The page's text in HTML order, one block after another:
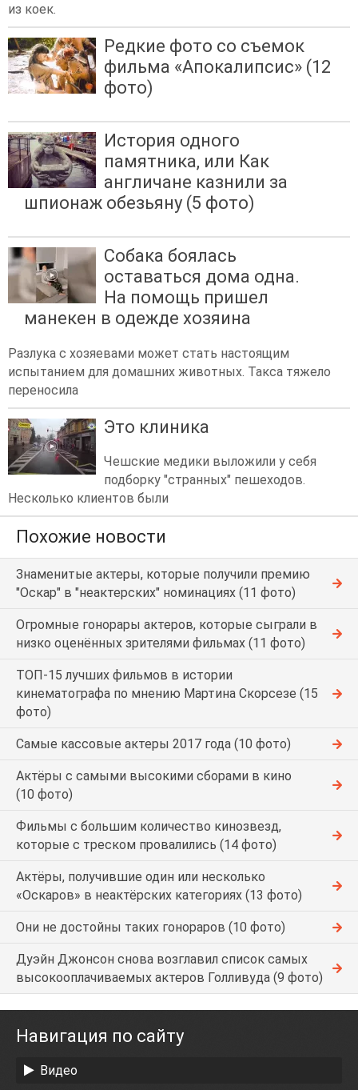
из коек.
Редкие фото со съемок
фильма «Апокалипсис» (12
фото)
История одного
памятника, или Как
англичане казнили за
шпионаж обезьяну (5 фото)
Собака боялась
оставаться дома одна.
На помощь пришел
манекен в одежде хозяина
Разлука с хозяевами может стать настоящим
испытанием для домашних животных. Такса тяжело
переносила
Это клиника
Чешские медики выложили у себя
подборку "странных" пешеходов.
Несколько клиентов были
Похожие новости
Знаменитые актеры, которые получили премию
"Оскар" в "неактерских" номинациях (11 фото)
Огромные гонорары актеров, которые сыграли в
низко оценённых зрителями фильмах (11 фото)
ТОП-15 лучших фильмов в истории
кинематографа по мнению Мартина Скорсезе (15
фото)
Самые кассовые актеры 2017 года (10 фото)
Актёры с самыми высокими сборами в кино
(10 фото)
Фильмы с большим количество кинозвезд,
которые с треском провалились (14 фото)
Актёры, получившие один или несколько
«Оскаров» в неактёрских категориях (13 фото)
Они не достойны таких гонораров (10 фото)
Дуэйн Джонсон снова возглавил список самых
высокооплачиваемых актеров Голливуда (9 фото)
Навигация по сайту
Видео